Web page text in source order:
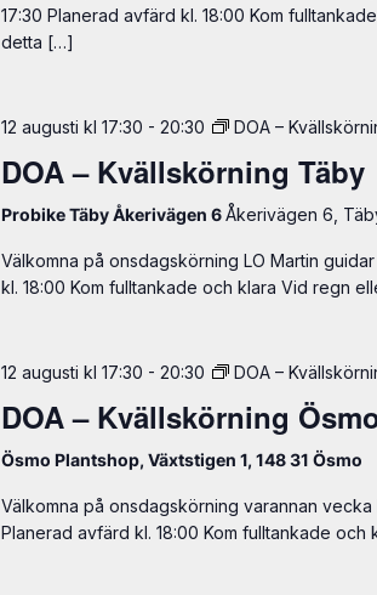
17:30 Planerad avfärd kl. 18:00 Kom
detta […]
12 augusti kl 17:30 - 20:30 DOA –
DOA – Kvällskörning Täby
Probike Täby Åkerivägen 6Åkerivägen 6,
Välkomna på onsdagskörning LO Martin
kl. 18:00 Kom fulltankade och klara Vid regn
12 augusti kl 17:30 - 20:30 DOA –
DOA – Kvällskörning
Ösmo Plantshop, Växtstigen 1, 148 31 Ösmo
Välkomna på onsdagskörning varannan vecka
Planerad avfärd kl. 18:00 Kom fulltankade